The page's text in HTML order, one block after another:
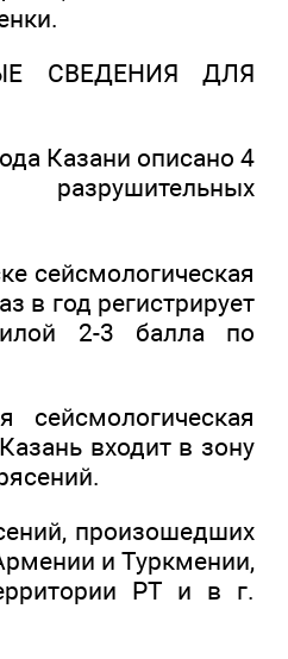
СВЕДЕНИЯ ДЛЯ
Казани описано 4
сейсмологическая
в год регистрирует
2-3 балла по
входит в зону
произошедших
и Туркмении,
РТ и в г.